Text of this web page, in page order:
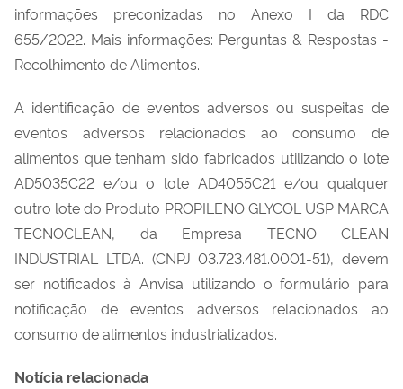
informações preconizadas no Anexo I da RDC
655/2022. Mais informações: Perguntas & Respostas -
Recolhimento de Alimentos.
A identificação de eventos adversos ou suspeitas de
eventos adversos relacionados ao consumo de
alimentos que tenham sido fabricados utilizando o lote
AD5035C22 e/ou o lote AD4055C21 e/ou qualquer
outro lote do Produto PROPILENO GLYCOL USP MARCA
TECNOCLEAN, da Empresa TECNO CLEAN
INDUSTRIAL LTDA. (CNPJ 03.723.481.0001-51), devem
ser notificados à Anvisa utilizando o formulário para
notificação de eventos adversos relacionados ao
consumo de alimentos industrializados.
Notícia relacionada